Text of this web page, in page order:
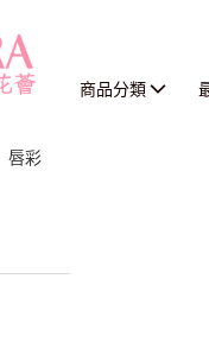
商品分類
唇彩